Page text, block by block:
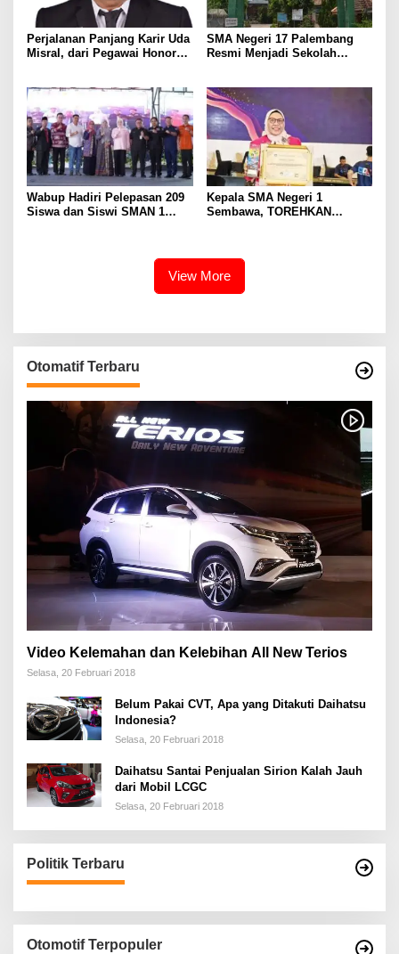
Perjalanan Panjang Karir Uda
Misral, dari Pegawai Honorer
Eselon III
SMA Negeri 17 Palembang
Resmi Menjadi Sekolah
Wabup Hadiri Pelepasan 209
Siswa dan Siswi SMAN 1
Kepala SMA Negeri 1
Sembawa, TOREHKAN
View More
Otomatif Terbaru
Video Kelemahan dan Kelebihan All New Terios
Selasa, 20 Februari 2018
Belum Pakai CVT, Apa yang Ditakuti Daihatsu
Indonesia?
Selasa, 20 Februari 2018
Daihatsu Santai Penjualan Sirion Kalah Jauh
dari Mobil LCGC
Selasa, 20 Februari 2018
Politik Terbaru
Otomotif Terpopuler